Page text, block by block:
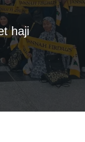
haji